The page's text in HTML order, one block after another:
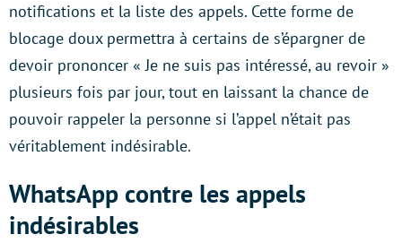
notifications et la liste des appels. Cette forme de
blocage doux permettra à certains de s’épargner de
devoir prononcer « Je ne suis pas intéressé, au revoir »
plusieurs fois par jour, tout en laissant la chance de
pouvoir rappeler la personne si l’appel n’était pas
véritablement indésirable.
WhatsApp contre les appels
indésirables